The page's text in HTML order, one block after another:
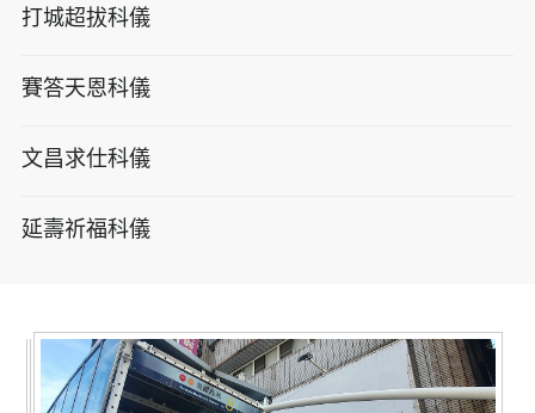
打城超拔科儀
賽答天恩科儀
文昌求仕科儀
延壽祈福科儀